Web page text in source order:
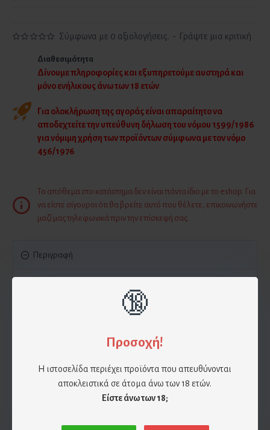
🔞
Προσοχή!
Η ιστοσελίδα περιέχει προϊόντα που απευθύνονται
αποκλειστικά σε άτομα άνω των 18 ετών.
Είστε άνω των 18;
Σύμφωνα με 0 αξιολογήσεις. - Γράψτε μια κριτική
Διαθεσιμότητα
Δίνουμε πληροφορίες και εξυπηρετούμε αυστηρά και
μόνο ενήλικους άνω των 18 ετών
Για ολοκλήρωση της αγοράς είναι απαραίτητο να
αποδεχτείτε την υπεύθυνη δήλωση του νόμου 1599/1986
για νόμιμη χρήση των προϊόντων σύμφωνα με τον νόμο
456/1976
Το απόθεμα στο κατάστημα δεν είναι πάντα ίδιο με το eshop. Για
να είστε σίγουροι ότι θα βρείτε αυτό που θέλετε, επικοινωνήστε
μαζί μας τηλεφωνικά πριν την επίσκεψή σας.
Περιγραφή